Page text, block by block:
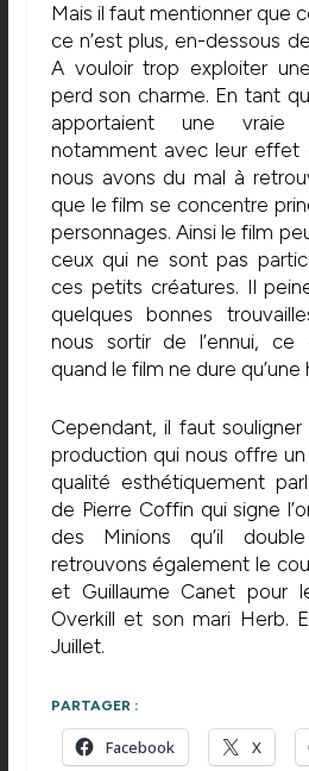
Mais il faut mentionner que
ce n’est plus, en-dessous
A vouloir trop exploiter
perd son charme. En tant
apportaient une vraie
notamment avec leur effet
nous avons du mal à
que le film se concentre
personnages. Ainsi le film
ceux qui ne sont pas
ces petits créatures. Il
quelques bonnes
nous sortir de l’ennui,
quand le film ne dure qu’une
Cependant, il faut
production qui nous offre un
qualité esthétiquement
de Pierre Coffin qui signe
des Minions qu’il
retrouvons également le
et Guillaume Canet pour
Overkill et son mari Herb.
Juillet.
PARTAGER :
Facebook X